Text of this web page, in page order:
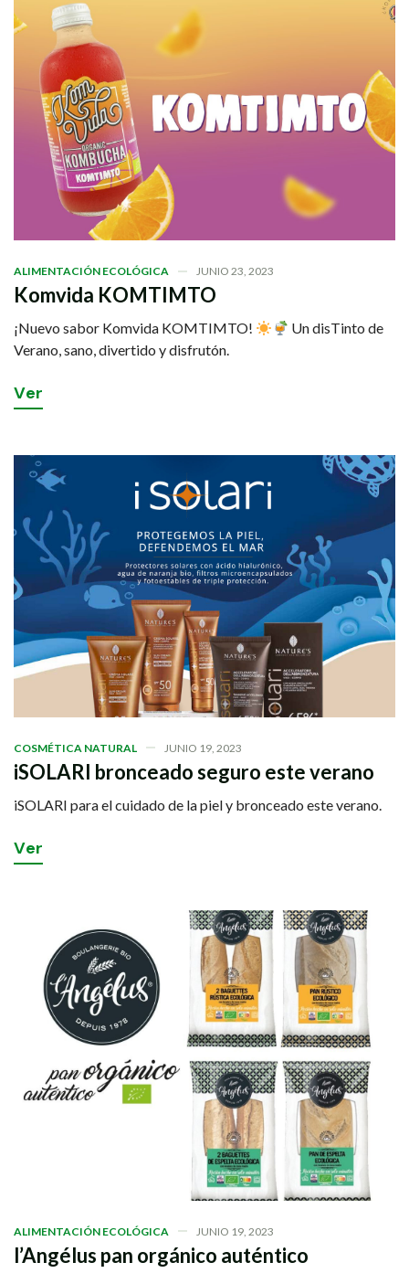
ALIMENTACIÓN ECOLÓGICA JUNIO 23, 2023
Komvida KOMTIMTO
¡Nuevo sabor Komvida KOMTIMTO!
Un disTinto de
Verano, sano, divertido y disfrutón.
Ver
COSMÉTICA NATURAL JUNIO 19, 2023
iSOLARI bronceado seguro este verano
iSOLARI para el cuidado de la piel y bronceado este verano.
Ver
ALIMENTACIÓN ECOLÓGICA JUNIO 19, 2023
l’Angélus pan orgánico auténtico